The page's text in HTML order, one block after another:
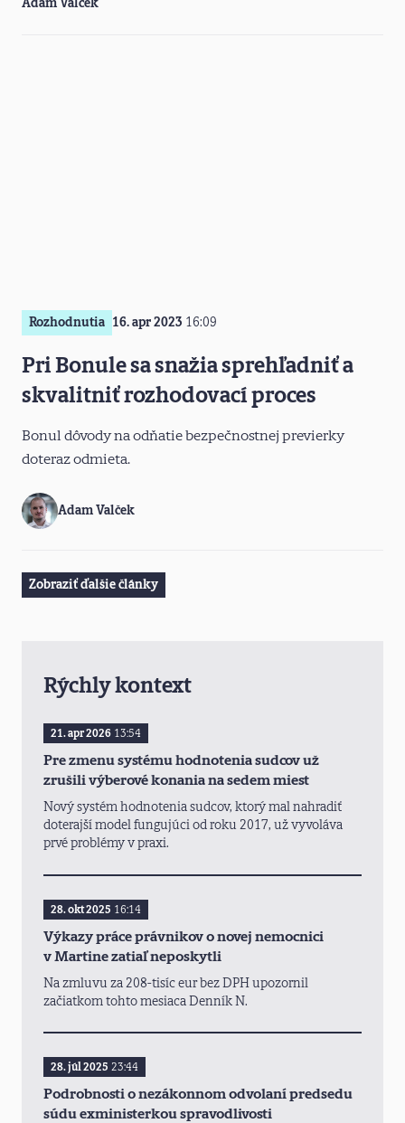
Adam Valček
Rozhodnutia 16. apr 2023 16:09
Pri Bonule sa snažia sprehľadniť a
skvalitniť rozhodovací proces
Bonul dôvody na odňatie bezpečnostnej previerky
doteraz odmieta.
Adam Valček
Zobraziť ďalšie články
Rýchly kontext
21. apr 2026 13:54
Pre zmenu systému hodnotenia sudcov už
zrušili výberové konania na sedem miest
Nový systém hodnotenia sudcov, ktorý mal nahradiť
doterajší model fungujúci od roku 2017, už vyvoláva
prvé problémy v praxi.
28. okt 2025 16:14
Výkazy práce právnikov o novej nemocnici
v Martine zatiaľ neposkytli
Na zmluvu za 208-tisíc eur bez DPH upozornil
začiatkom tohto mesiaca Denník N.
28. júl 2025 23:44
Podrobnosti o nezákonnom odvolaní predsedu
súdu exministerkou spravodlivosti